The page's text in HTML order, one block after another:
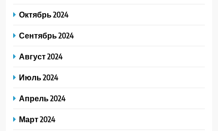
Октябрь 2024
Сентябрь 2024
Август 2024
Июль 2024
Апрель 2024
Март 2024